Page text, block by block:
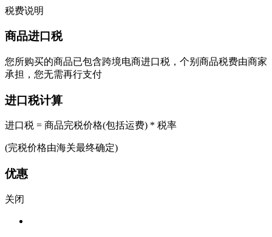
税费说明
商品进口税
您所购买的商品已包含跨境电商进口税，个别商品税费由商家
承担，您无需再行支付
进口税计算
进口税 = 商品完税价格(包括运费) * 税率
(完税价格由海关最终确定)
优惠
关闭